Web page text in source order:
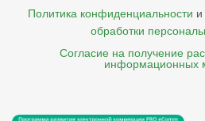
Политика конфиденциальности и
обработки
Согласие на получение